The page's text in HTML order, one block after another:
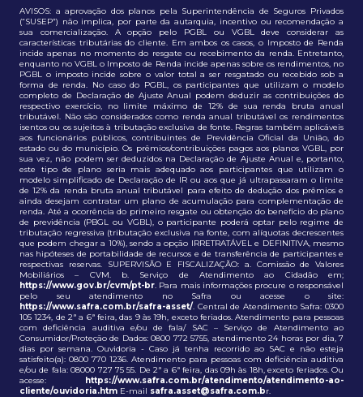
AVISOS: a aprovação dos planos pela Superintendência de Seguros Privados
(“SUSEP”) não implica, por parte da autarquia, incentivo ou recomendação a
sua comercialização. A opção pelo PGBL ou VGBL deve considerar as
características tributárias do cliente. Em ambos os casos, o Imposto de Renda
incide apenas no momento do resgate ou recebimento da renda. Entretanto,
enquanto no VGBL o Imposto de Renda incide apenas sobre os rendimentos, no
PGBL o imposto incide sobre o valor total a ser resgatado ou recebido sob a
forma de renda. No caso do PGBL, os participantes que utilizam o modelo
completo de Declaração de Ajuste Anual podem deduzir as contribuições do
respectivo exercício, no limite máximo de 12% de sua renda bruta anual
tributável. Não são considerados como renda anual tributável os rendimentos
isentos ou os sujeitos à tributação exclusiva de fonte. Regras também aplicáveis
aos funcionários públicos, contribuintes de Previdência Oficial da União, do
estado ou do município. Os prêmios/contribuições pagos aos planos VGBL, por
sua vez, não podem ser deduzidos na Declaração de Ajuste Anual e, portanto,
este tipo de plano seria mais adequado aos participantes que utilizam o
modelo simplificado de Declaração de IR ou aos que já ultrapassaram o limite
de 12% da renda bruta anual tributável para efeito de dedução dos prêmios e
ainda desejam contratar um plano de acumulação para complementação de
renda. Até a ocorrência do primeiro resgate ou obtenção do benefício do plano
de previdência (PBGL ou VGBL), o participante poderá optar pelo regime de
tributação regressiva (tributação exclusiva na fonte, com alíquotas decrescentes
que podem chegar a 10%), sendo a opção IRRETRATÁVEL e DEFINITIVA, mesmo
nas hipóteses de portabilidade de recursos e de transferência de participantes e
respectivas reservas. SUPERVISÃO E FISCALIZAÇÃO: a. Comissão de Valores
Mobiliários – CVM. b. Serviço de Atendimento ao Cidadão em;
https://www.gov.br/cvm/pt-br. Para mais informações procure o responsável
pelo seu atendimento no Safra ou acesse o site:
https://www.safra.com.br/safra-asset/. Central de Atendimento Safra: 0300
105 1234, de 2ª a 6ª feira, das 9 às 19h, exceto feriados. Atendimento para pessoas
com deficiência auditiva e/ou de fala/ SAC – Serviço de Atendimento ao
Consumidor/Proteção de Dados: 0800 772 5755, atendimento 24 horas por dia, 7
dias por semana. Ouvidoria - Caso já tenha recorrido ao SAC e não esteja
satisfeito(a): 0800 770 1236. Atendimento para pessoas com deficiência auditiva
e/ou de fala: 08000 727 75 55. De 2ª a 6ª feira, das 09h às 18h, exceto feriados. Ou
acesse: https://www.safra.com.br/atendimento/atendimento-ao-
cliente/ouvidoria.htm E-mail safra.asset@safra.com.br.